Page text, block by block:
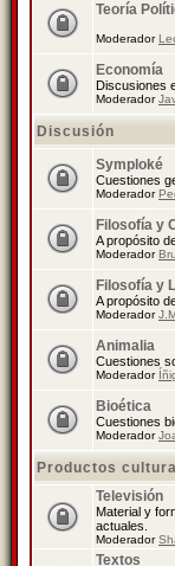
Teoría
Moderador
Economía
Discusiones
Moderador
Discusión
Symploké
Cuestiones
Moderador
Filosofía y
A propósito
Moderador
Filosofía y
A propósito
Moderador
Animalia
Cuestiones
Moderador
Bioética
Cuestiones
Moderador
Productos
Televisión
Material y
actuales.
Moderador
Textos